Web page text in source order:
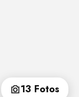
13 Fotos